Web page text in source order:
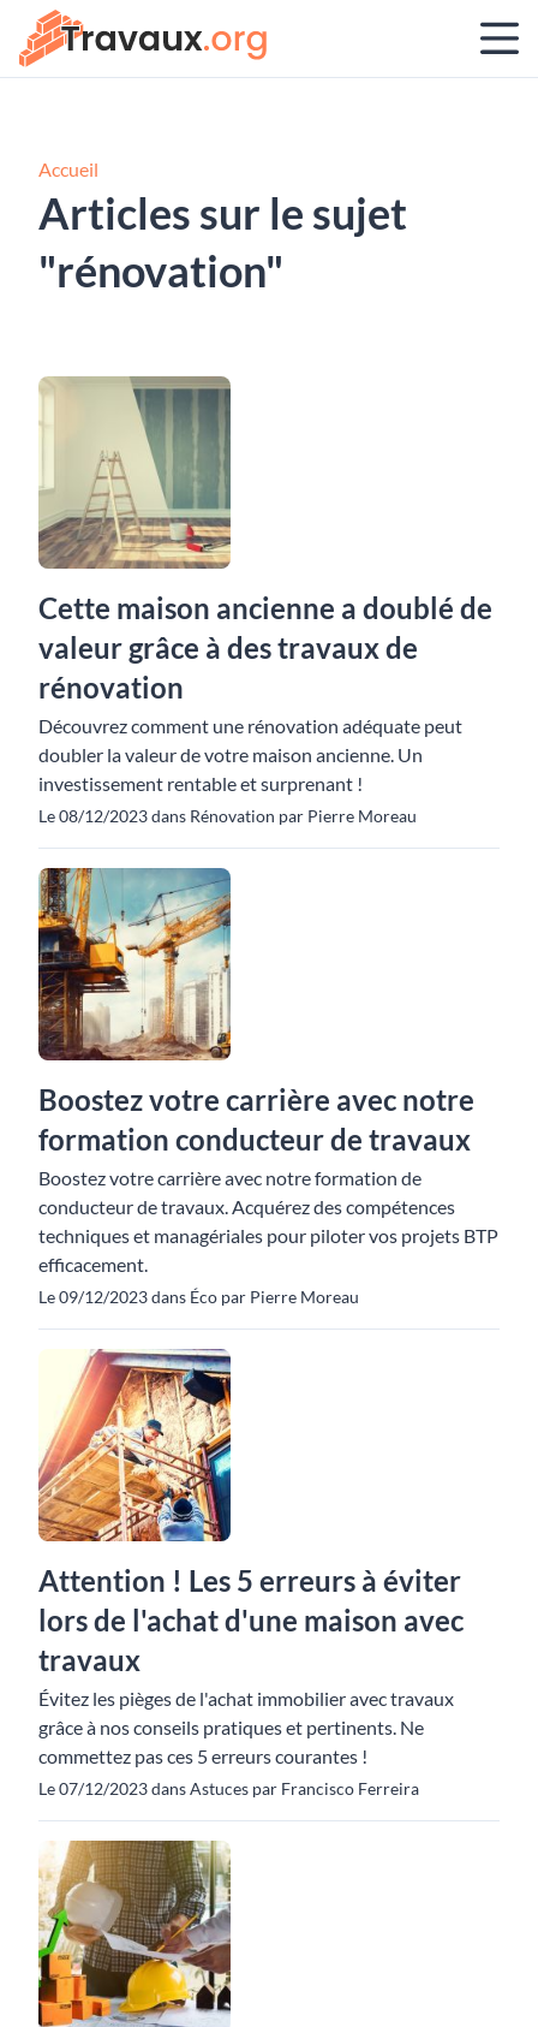
Accueil
Articles sur le sujet
"rénovation"
Cette maison ancienne a doublé de
valeur grâce à des travaux de
rénovation
Découvrez comment une rénovation adéquate peut
doubler la valeur de votre maison ancienne. Un
investissement rentable et surprenant !
Le 08/12/2023 dans Rénovation par Pierre Moreau
Boostez votre carrière avec notre
formation conducteur de travaux
Boostez votre carrière avec notre formation de
conducteur de travaux. Acquérez des compétences
techniques et managériales pour piloter vos projets BTP
efficacement.
Le 09/12/2023 dans Éco par Pierre Moreau
Attention ! Les 5 erreurs à éviter
lors de l'achat d'une maison avec
travaux
Évitez les pièges de l'achat immobilier avec travaux
grâce à nos conseils pratiques et pertinents. Ne
commettez pas ces 5 erreurs courantes !
Le 07/12/2023 dans Astuces par Francisco Ferreira